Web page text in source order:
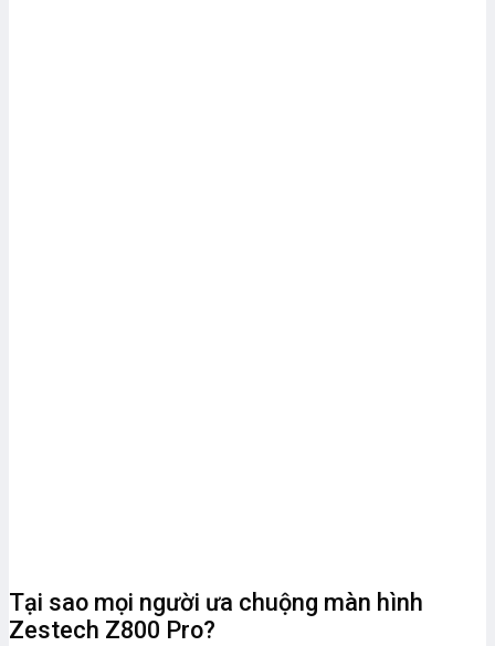
Tại sao mọi người ưa chuộng màn hình
Zestech Z800 Pro?